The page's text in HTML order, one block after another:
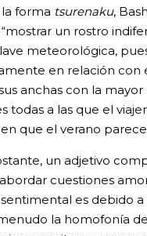
forma tsurenaku,
un rostro
meteorológica,
en relación
anchas con la
todas a las que el
que el verano
un adjetivo
cuestiones
es debido
la homofonía de